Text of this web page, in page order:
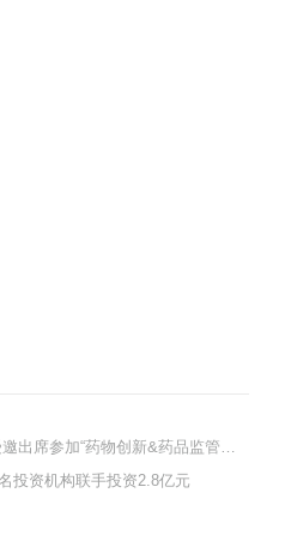
参加“药物创新&药品监管科学研讨会”!
投资机构联手投资2.8亿元